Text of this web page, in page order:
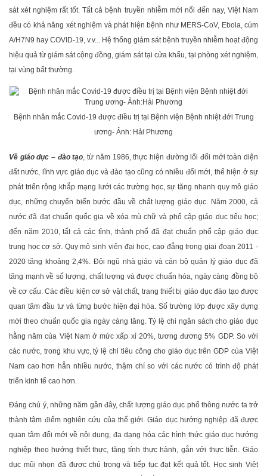
sát xét nghiệm rất tốt. Tất cả bệnh truyền nhiễm mới nổi đến nay, Việt Nam
đều có khả năng xét nghiệm và phát hiện bệnh như MERS-CoV, Ebola, cúm
A/H7N9 hay COVID-19, v.v... Hệ thống giám sát bệnh truyền nhiễm hoạt động
hiệu quả từ giám sát cộng đồng, giám sát tại cửa khẩu, tại phòng xét nghiệm,
tại vùng bất thường.
Bệnh nhân mắc Covid-19 được điều trị tại Bệnh viện Bệnh nhiệt đới Trung
ương- Ảnh: Hải Phương
Về giáo dục – đào tạo, từ năm 1986, thực hiện đường lối đổi mới toàn diện
đất nước, lĩnh vực giáo dục và đào tạo cũng có nhiều đổi mới, thể hiện ở sự
phát triển rộng khắp mạng lưới các trường học, sự tăng nhanh quy mô giáo
dục, những chuyển biến bước đầu về chất lượng giáo dục. Năm 2000, cả
nước đã đạt chuẩn quốc gia về xóa mù chữ và phổ cập giáo dục tiểu học;
đến năm 2010, tất cả các tỉnh, thành phố đã đạt chuẩn phổ cập giáo dục
trung học cơ sở. Quy mô sinh viên đại học, cao đẳng trong giai đoạn 2011 -
2020 tăng khoảng 2,4%. Đội ngũ nhà giáo và cán bộ quản lý giáo dục đã
tăng mạnh về số lượng, chất lượng và được chuẩn hóa, ngày càng đồng bộ
về cơ cấu. Các điều kiện cơ sở vật chất, trang thiết bị giáo dục đào tạo được
quan tâm đầu tư và từng bước hiện đại hóa. Số trường lớp được xây dựng
mới theo chuẩn quốc gia ngày càng tăng. Tỷ lệ chi ngân sách cho giáo dục
hằng năm của Việt Nam ở mức xấp xỉ 20%, tương đương 5% GDP. So với
các nước, trong khu vực, tỷ lệ chi tiêu công cho giáo dục trên GDP của Việt
Nam cao hơn hẳn nhiều nước, thậm chí so với các nước có trình độ phát
triển kinh tế cao hơn.
Đáng chú ý, những năm gần đây, chất lượng giáo dục phổ thông nước ta trở
thành tâm điểm nghiên cứu của thế giới. Giáo dục hướng nghiệp đã được
quan tâm đổi mới về nội dung, đa dạng hóa các hình thức giáo dục hướng
nghiệp theo hướng thiết thực, tăng tính thực hành, gắn với thực tiễn. Giáo
dục mũi nhọn đã được chú trọng và tiếp tục đạt kết quả tốt. Học sinh Việt